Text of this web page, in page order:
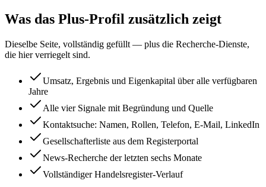
Was das Plus-Profil zusätzlich zeigt
Dieselbe Seite, vollständig gefüllt — plus die Recherche-Dienste,
die hier verriegelt sind.
Umsatz, Ergebnis und Eigenkapital über alle verfügbaren
Jahre
Alle vier Signale mit Begründung und Quelle
Kontaktsuche: Namen, Rollen, Telefon, E-Mail, LinkedIn
Gesellschafterliste aus dem Registerportal
News-Recherche der letzten sechs Monate
Vollständiger Handelsregister-Verlauf